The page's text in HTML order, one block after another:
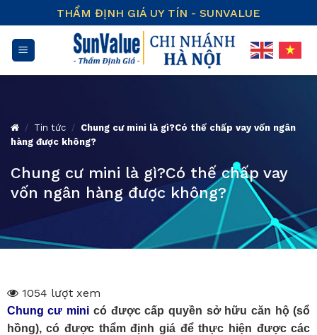
to
content
THẨM ĐỊNH GIÁ UY TÍN - SUNVALUE
/ Tin tức /
Chung cư mini là gì?Có thế chấp vay vốn ngân
hàng được không?
Chung cư mini là gì?Có thế chấp vay
vốn ngân hàng được không?
1054 lượt xem
Chung cư mini có được cấp quyền sở hữu căn hộ (sổ
hồng), có được thẩm định giá để thực hiện được các